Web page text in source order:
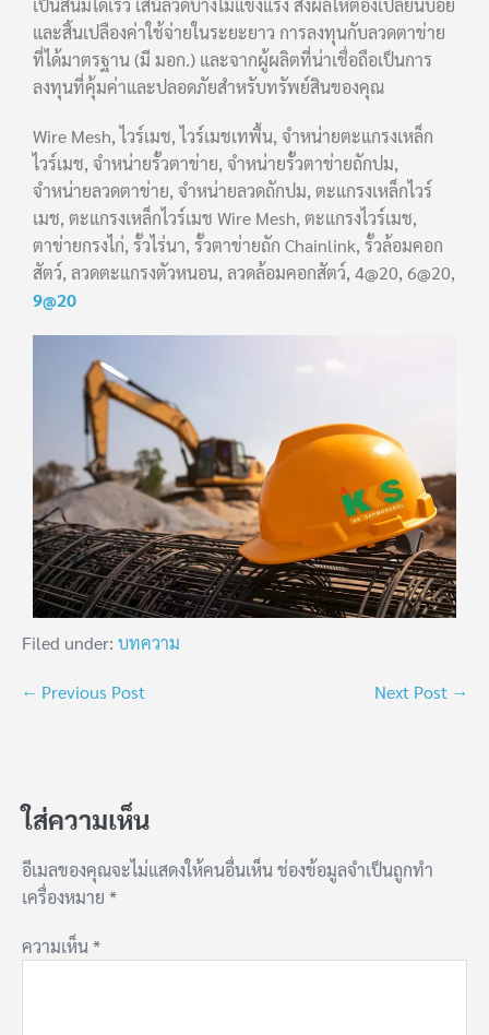
เป็นสนิมได้เร็ว เส้นลวดบางไม่แข็งแรง ส่งผลให้ต้องเปลี่ยนบ่อย
และสิ้นเปลืองค่าใช้จ่ายในระยะยาว การลงทุนกับลวดตาข่าย
ที่ได้มาตรฐาน (มี มอก.) และจากผู้ผลิตที่น่าเชื่อถือเป็นการ
ลงทุนที่คุ้มค่าและปลอดภัยสำหรับทรัพย์สินของคุณ
Wire Mesh, ไวร์เมช, ไวร์เมชเทพื้น, จำหน่ายตะแกรงเหล็ก
ไวร์เมช, จำหน่ายรั้วตาข่าย, จำหน่ายรั้วตาข่ายถักปม,
จำหน่ายลวดตาข่าย, จำหน่ายลวดถักปม, ตะแกรงเหล็กไวร์
เมช, ตะแกรงเหล็กไวร์เมช Wire Mesh, ตะแกรงไวร์เมช,
ตาข่ายกรงไก่, รั้วไร่นา, รั้วตาข่ายถัก Chainlink, รั้วล้อมคอก
สัตว์, ลวดตะแกรงตัวหนอน, ลวดล้อมคอกสัตว์, 4@20, 6@20,
9@20
Filed under: บทความ
← Previous Post Next Post →
ใส่ความเห็น
อีเมลของคุณจะไม่แสดงให้คนอื่นเห็นช่องข้อมูลจำเป็นถูกทำ
เครื่องหมาย *
ความเห็น*